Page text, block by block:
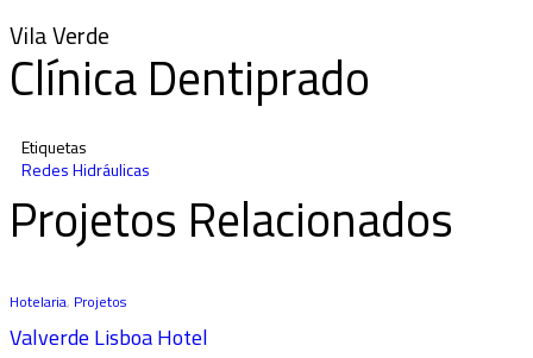
Clínica Dentiprado
Vila Verde
Etiquetas
Redes Hidráulicas
Projetos Relacionados
Hotelaria, Projetos
Valverde Lisboa Hotel